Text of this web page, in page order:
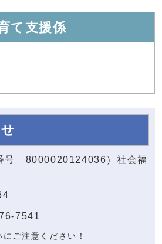
て支援係
号 8000020124036）社会福
7541
ご注意ください！